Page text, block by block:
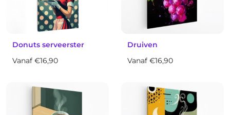
Donuts serveerster
Vanaf €16,90
Druiven
Vanaf €16,90